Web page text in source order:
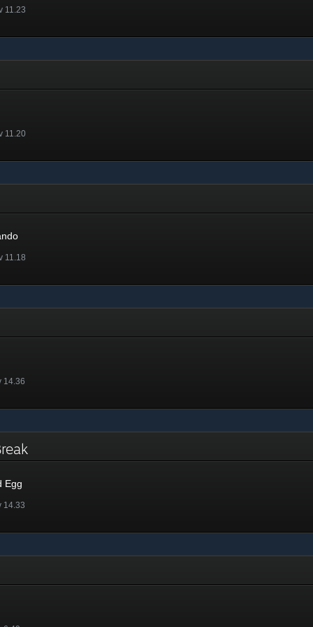
11.23
11.20
11.18
14.36
Egg
14.33